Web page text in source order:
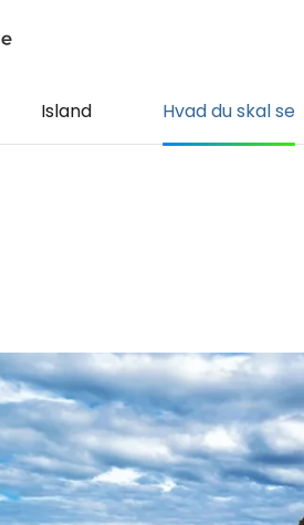
Island Hvad du skal se